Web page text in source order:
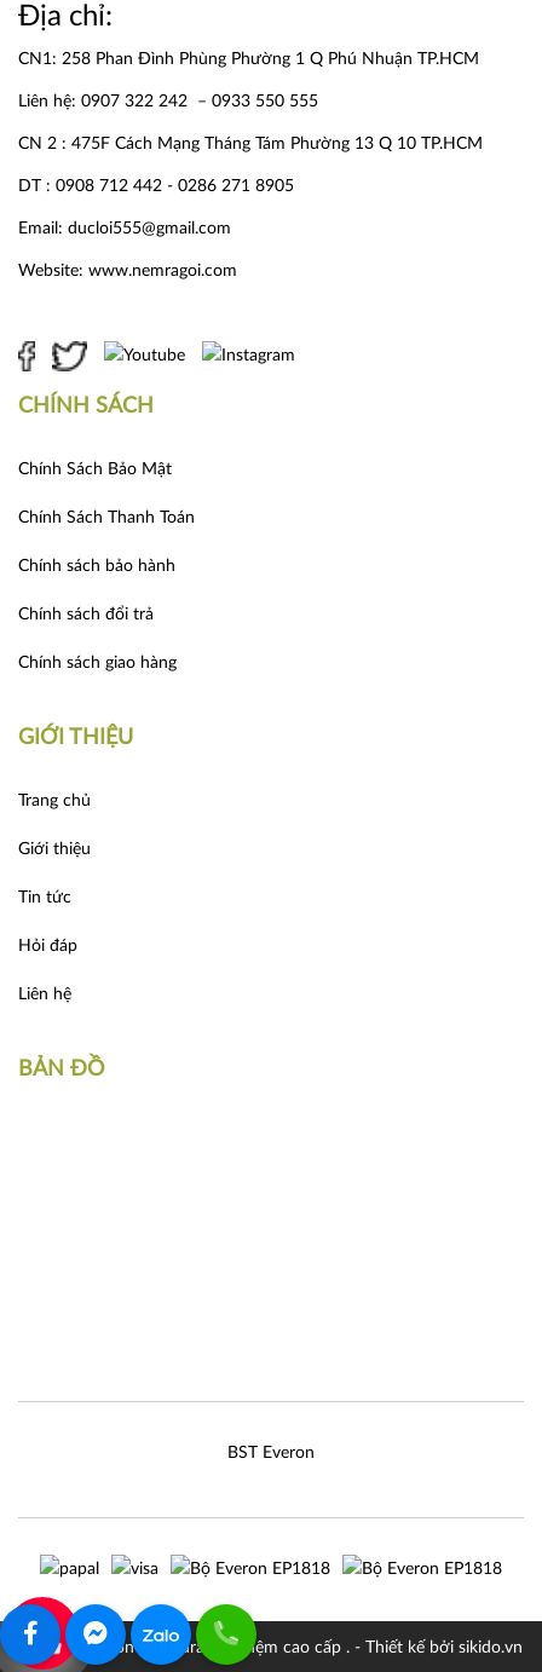
Địa chỉ:
CN1: 258 Phan Đình Phùng Phường 1 Q Phú Nhuận TP.HCM
Liên hệ: 0907 322 242 – 0933 550 555
CN 2 : 475F Cách Mạng Tháng Tám Phường 13 Q 10 TP.HCM
DT : 0908 712 442 - 0286 271 8905
Email: ducloi555@gmail.com
Website: www.nemragoi.com
CHÍNH SÁCH
Chính Sách Bảo Mật
Chính Sách Thanh Toán
Chính sách bảo hành
Chính sách đổi trả
Chính sách giao hàng
GIỚI THIỆU
Trang chủ
Giới thiệu
Tin tức
Hỏi đáp
Liên hệ
BẢN ĐỒ
BST Everon
© 2026 Everon chăn drap gối nệm cao cấp . - Thiết kế bởi sikido.vn
0907322242